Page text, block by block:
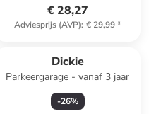
€ 28,27
Adviesprijs (AVP): € 29,99*
Dickie
Parkeergarage - vanaf 3 jaar
-26%